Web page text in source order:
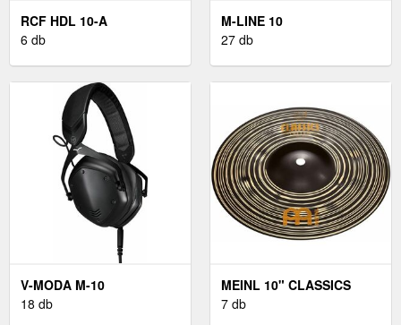
RCF HDL 10-A
6 db
M-LINE 10
27 db
V-MODA M-10
18 db
MEINL 10" CLASSICS
CUSTOM DARK SPLASH
7 db